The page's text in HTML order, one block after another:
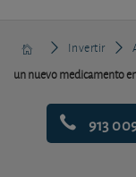
Invertir
un nuevo medicamento
913